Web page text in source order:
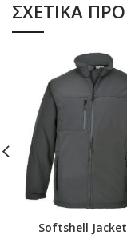
ΣΧΕΤΙΚΆ
Softshell Jacket